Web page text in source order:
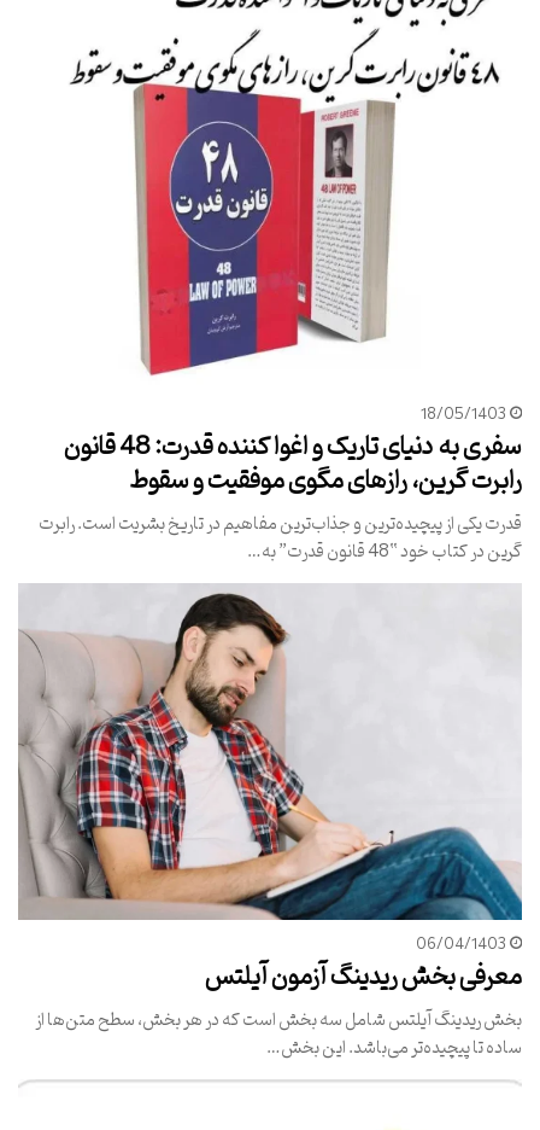
18/05/1403
سفری به دنیای تاریک و اغوا کننده قدرت: 48 قانون
رابرت گرین، رازهای مگوی موفقیت و سقوط
قدرت یکی از پیچیده‌ترین و جذاب‌ترین مفاهیم در تاریخ بشریت است. رابرت
گرین در کتاب خود “48 قانون قدرت” به…
06/04/1403
معرفی بخش ریدینگ آزمون آیلتس
بخش ریدینگ آیلتس شامل سه بخش است که در هر بخش، سطح متن‌ها از
ساده تا پیچیده‌تر می‌باشد. این بخش…